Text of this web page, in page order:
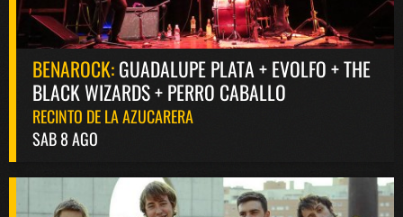
BENAROCK:GUADALUPE PLATA + EVOLFO + THE
BLACK WIZARDS + PERRO CABALLO
RECINTO DE LA AZUCARERA
SAB 8 AGO